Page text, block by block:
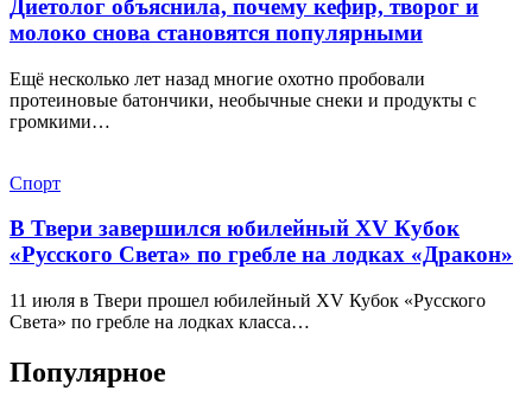
Диетолог объяснила, почему кефир, творог и
молоко снова становятся популярными
Ещё несколько лет назад многие охотно пробовали
протеиновые батончики, необычные снеки и продукты с
громкими…
Спорт
В Твери завершился юбилейный XV Кубок
«Русского Света» по гребле на лодках «Дракон»
11 июля в Твери прошел юбилейный XV Кубок «Русского
Света» по гребле на лодках класса…
Популярное